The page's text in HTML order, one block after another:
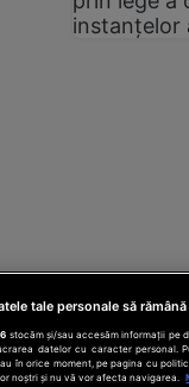
instanțelor
tale personale să
stocăm și/sau accesăm informații pe
datelor cu caracter personal.
în orice moment, pe pagina cu
noștri și nu vă vor afecta navigarea.